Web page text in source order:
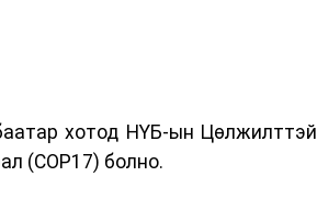
хотод НҮБ-ын Цөлжилттэй
(COP17) болно.